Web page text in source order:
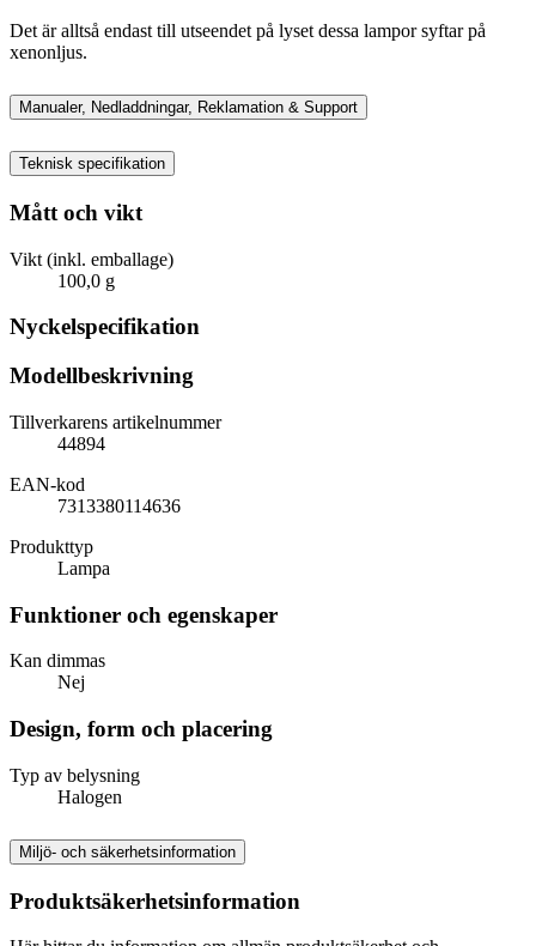
Det är alltså endast till utseendet på lyset dessa lampor syftar på
xenonljus.
Manualer, Nedladdningar, Reklamation & Support
Teknisk specifikation
Mått och vikt
Vikt (inkl. emballage)
100,0 g
Nyckelspecifikation
Modellbeskrivning
Tillverkarens artikelnummer
44894
EAN-kod
7313380114636
Produkttyp
Lampa
Funktioner och egenskaper
Kan dimmas
Nej
Design, form och placering
Typ av belysning
Halogen
Miljö- och säkerhetsinformation
Produktsäkerhetsinformation